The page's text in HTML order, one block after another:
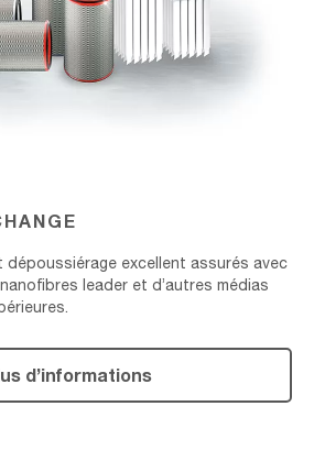
dépoussiérage excellent assurés avec
leader et d’autres médias
d’informations